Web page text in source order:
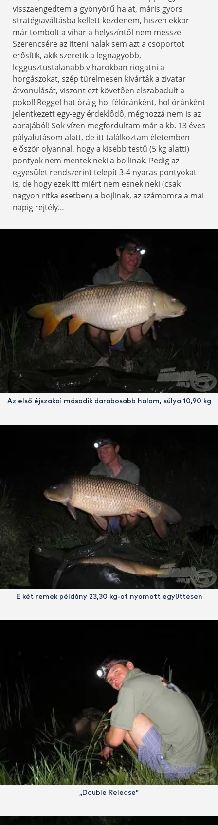
visszaengedtem a gyönyörű halat, máris gyors
stratégiaváltásba kellett kezdenem, hiszen ekkor
már tombolt a vihar a helyszíntől nem messze.
Szerencsére az itteni halak sem azt a csoportot
erősítik, akik szeretik a legnagyobb,
leggusztustalanabb viharokban riogatni a
horgászokat, szép türelmesen kivárták a zivatar
átvonulását, viszont ezt követően elszabadult a
pokol! Reggel hat óráig hol félóránként, hol óránként
jelentkezett egy-egy érdeklődő, méghozzá nem is az
aprajából! Sok vízen megfordultam már a kb. 13 éves
pályafutásom alatt, de itt találkoztam életemben
először olyannal, hogy a kisebb testű (5 kg alatti)
pontyok nem mentek neki a bojlinak. Pedig az
egyesület rendszerint telepít 3-4 nyaras pontyokat
is, de hogy ezek itt miért nem esnek neki (csak
nagyon ritka esetben) a bojlinak, az számomra a mai
napig rejtély…
Az első éjszakai második darabosabb halam, súlya 10,90 kg
E két remek példány 23,30 kg-ot nyomott együttesen
„Double Release”